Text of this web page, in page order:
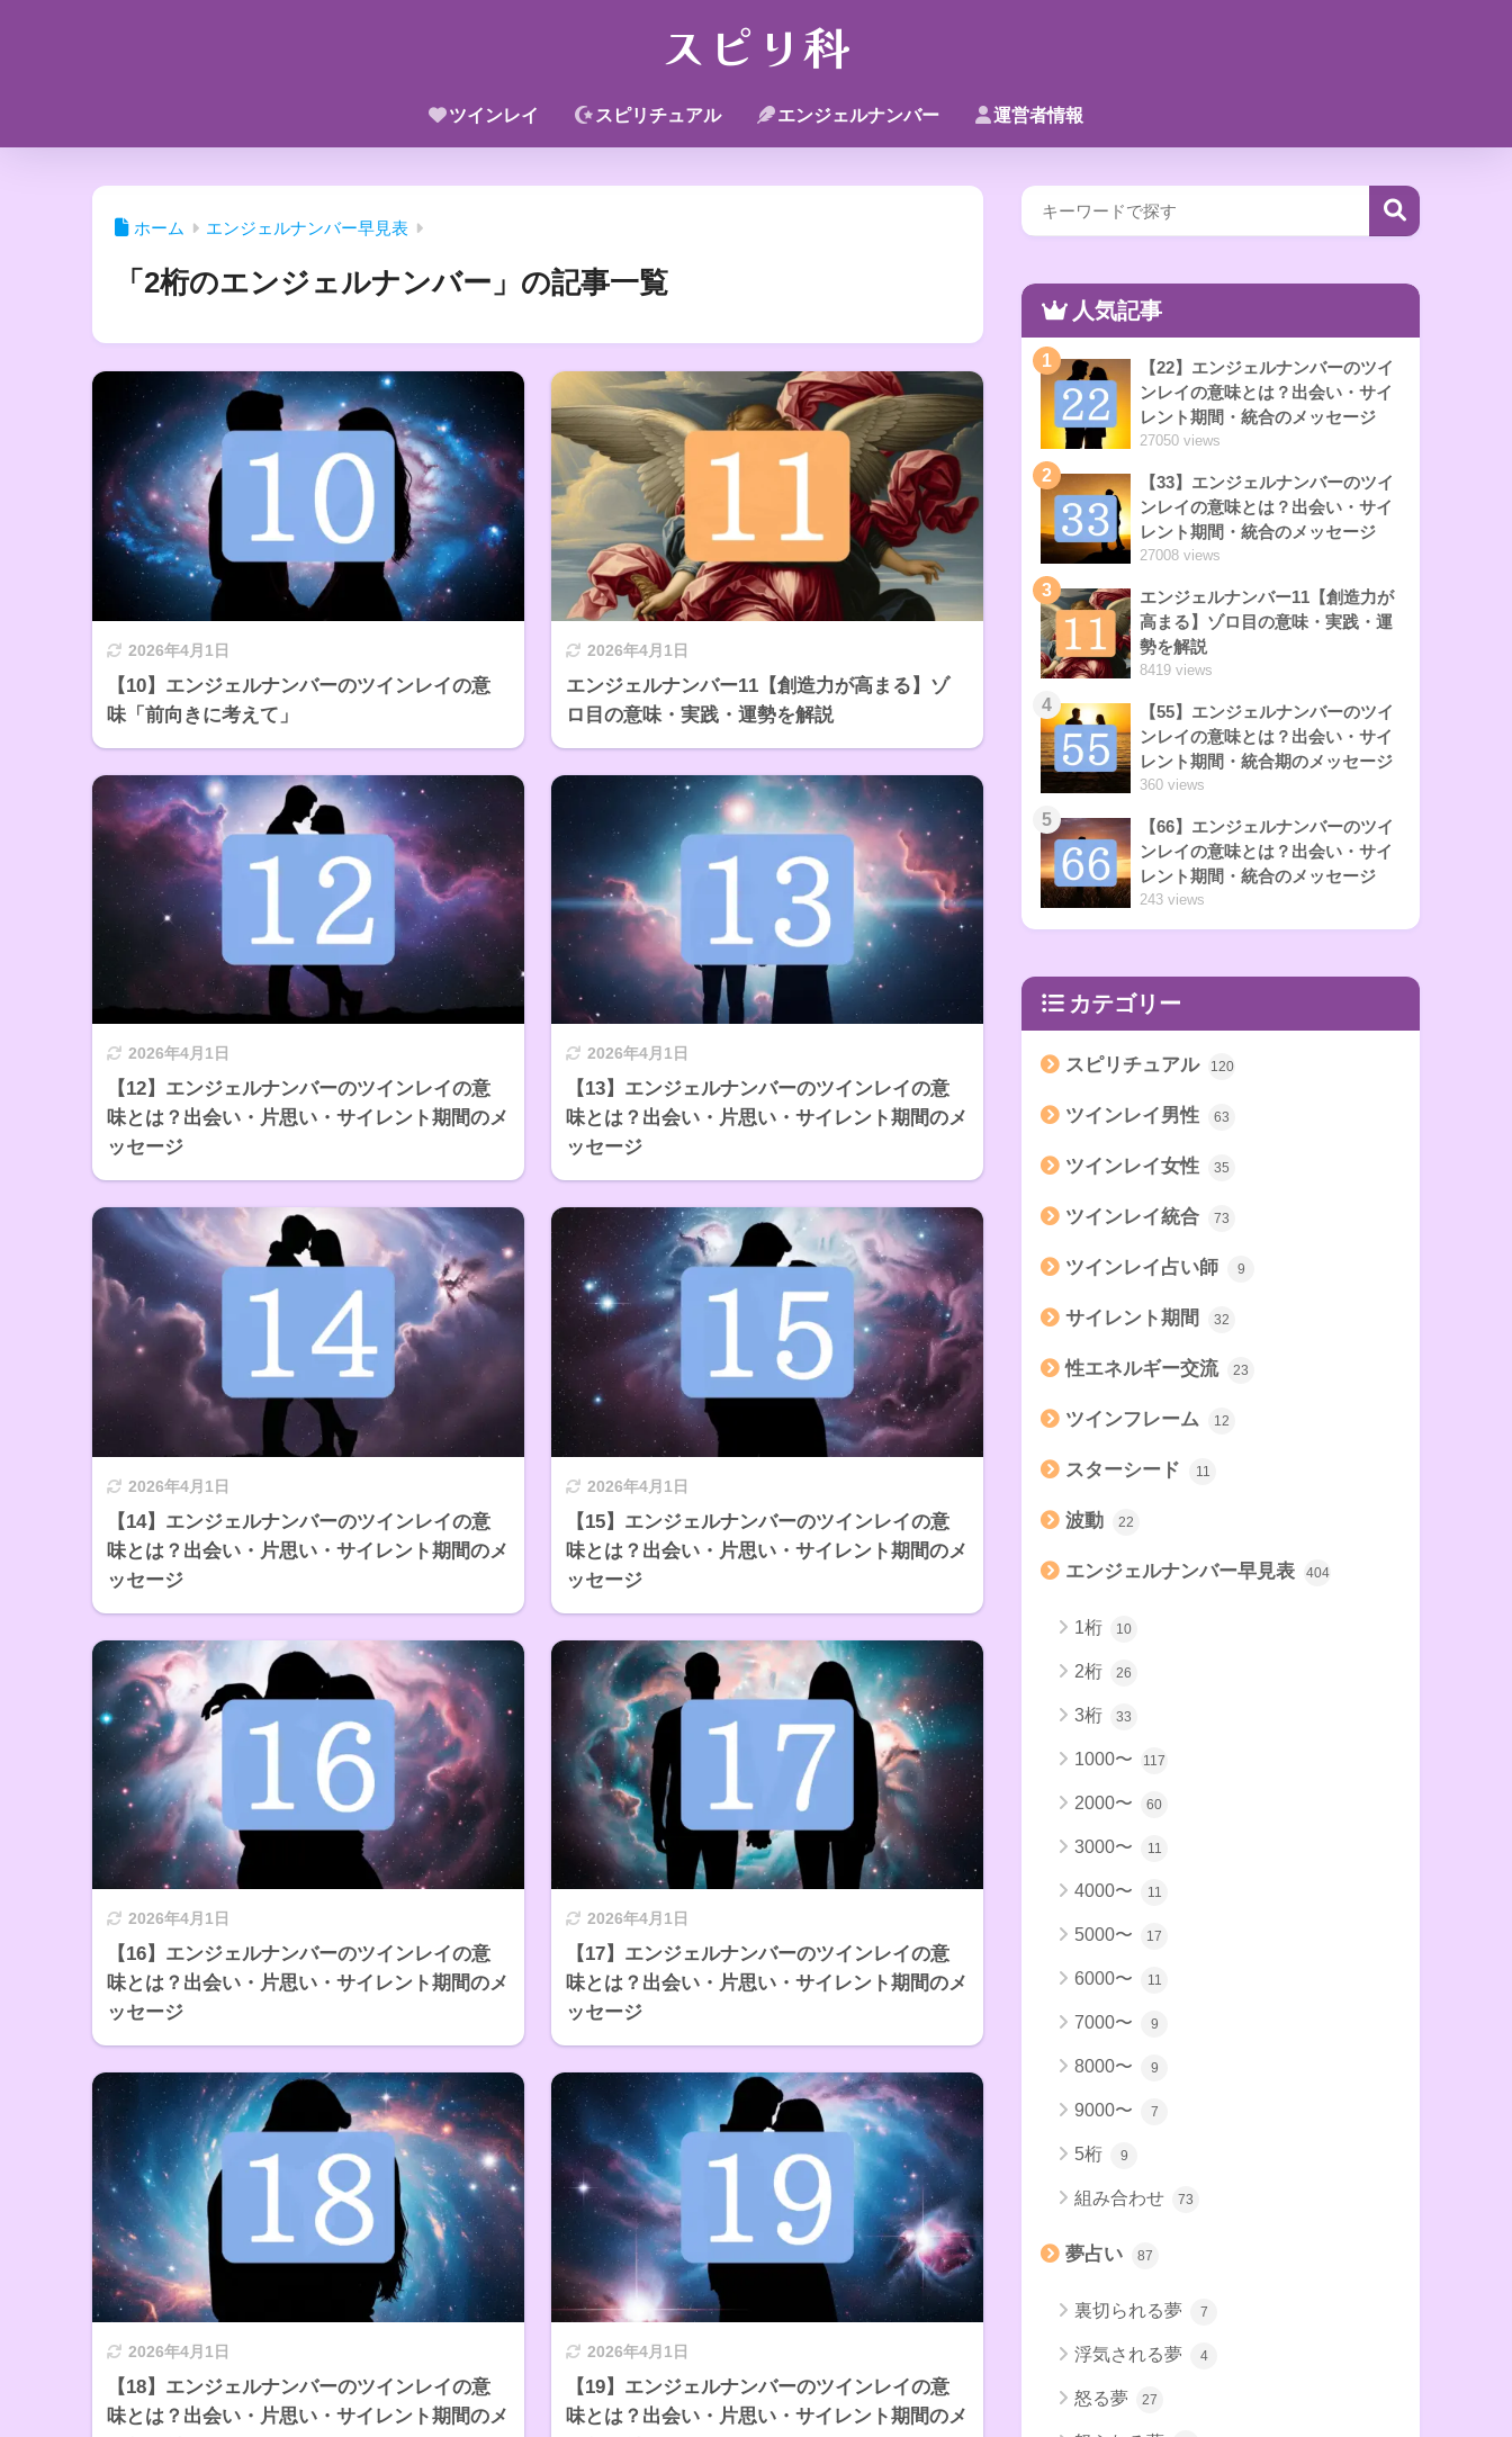
スピリ科
ツインレイ スピリチュアル エンジェルナンバー 運営者情報
ホーム エンジェルナンバー早見表
「2桁のエンジェルナンバー」の記事一覧
2026年4月1日
【10】エンジェルナンバーのツインレイの意
味「前向きに考えて」
2026年4月1日
エンジェルナンバー11【創造力が高まる】ゾ
ロ目の意味・実践・運勢を解説
2026年4月1日
【12】エンジェルナンバーのツインレイの意
味とは？出会い・片思い・サイレント期間のメ
ッセージ
2026年4月1日
【13】エンジェルナンバーのツインレイの意
味とは？出会い・片思い・サイレント期間のメ
ッセージ
2026年4月1日
【14】エンジェルナンバーのツインレイの意
味とは？出会い・片思い・サイレント期間のメ
ッセージ
2026年4月1日
【15】エンジェルナンバーのツインレイの意
味とは？出会い・片思い・サイレント期間のメ
ッセージ
2026年4月1日
【16】エンジェルナンバーのツインレイの意
味とは？出会い・片思い・サイレント期間のメ
ッセージ
2026年4月1日
【17】エンジェルナンバーのツインレイの意
味とは？出会い・片思い・サイレント期間のメ
ッセージ
2026年4月1日
【18】エンジェルナンバーのツインレイの意
味とは？出会い・片思い・サイレント期間のメ
2026年4月1日
【19】エンジェルナンバーのツインレイの意
味とは？出会い・片思い・サイレント期間のメ
人気記事
1
【22】エンジェルナンバーのツイ
ンレイの意味とは？出会い・サイ
レント期間・統合のメッセージ
27050 views
2
【33】エンジェルナンバーのツイ
ンレイの意味とは？出会い・サイ
レント期間・統合のメッセージ
27008 views
3
エンジェルナンバー11【創造力が
高まる】ゾロ目の意味・実践・運
勢を解説
8419 views
4
【55】エンジェルナンバーのツイ
ンレイの意味とは？出会い・サイ
レント期間・統合期のメッセージ
360 views
5
【66】エンジェルナンバーのツイ
ンレイの意味とは？出会い・サイ
レント期間・統合のメッセージ
243 views
カテゴリー
スピリチュアル 120
ツインレイ男性 63
ツインレイ女性 35
ツインレイ統合 73
ツインレイ占い師 9
サイレント期間 32
性エネルギー交流 23
ツインフレーム 12
スターシード 11
波動 22
エンジェルナンバー早見表 404
1桁 10
2桁 26
3桁 33
1000〜 117
2000〜 60
3000〜 11
4000〜 11
5000〜 17
6000〜 11
7000〜 9
8000〜 9
9000〜 7
5桁 9
組み合わせ 73
夢占い 87
裏切られる夢 7
浮気される夢 4
怒る夢 27